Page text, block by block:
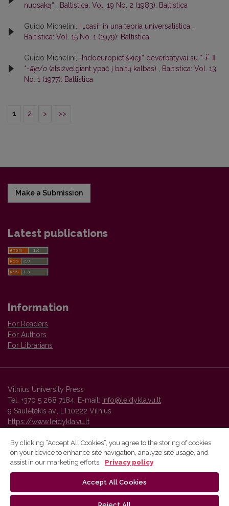
nuosaką“
Baltistica: Vol. 19 No. 2 (1983): Baltistica
Guido Michelini, I „casi“ in una teoria universalistica
Baltistica: Vol. 15 No. 1 (1979): Baltistica
Guido Michelini, „Indoeuropietiškieji“ deverbatyvai su *-ī̆- ‖
*-ā̆i̯e/o (atsižvelgiant ypač į baltų kalbas)
Baltistica: Vol. 13
No. 1 (1977): Baltistica
1 2 > >>
Make a Submission
Latest publications
Information
For Readers
For Authors
For Librarians
Vilnius University Press
Tel. +370 5 268 7184, E-mail: info@leidykla.vu.lt
9 Saulėtekis av., LT10222 Vilnius
https://www.leidykla.vu.lt
Vilnius University Press platform and metadata are distributed by
By clicking “Accept All Cookies”, you agree to the storing of cookies
on your device to enhance site navigation, analyze site usage, and
assist in our marketing efforts.
Privacy policy
Accept All Cookies